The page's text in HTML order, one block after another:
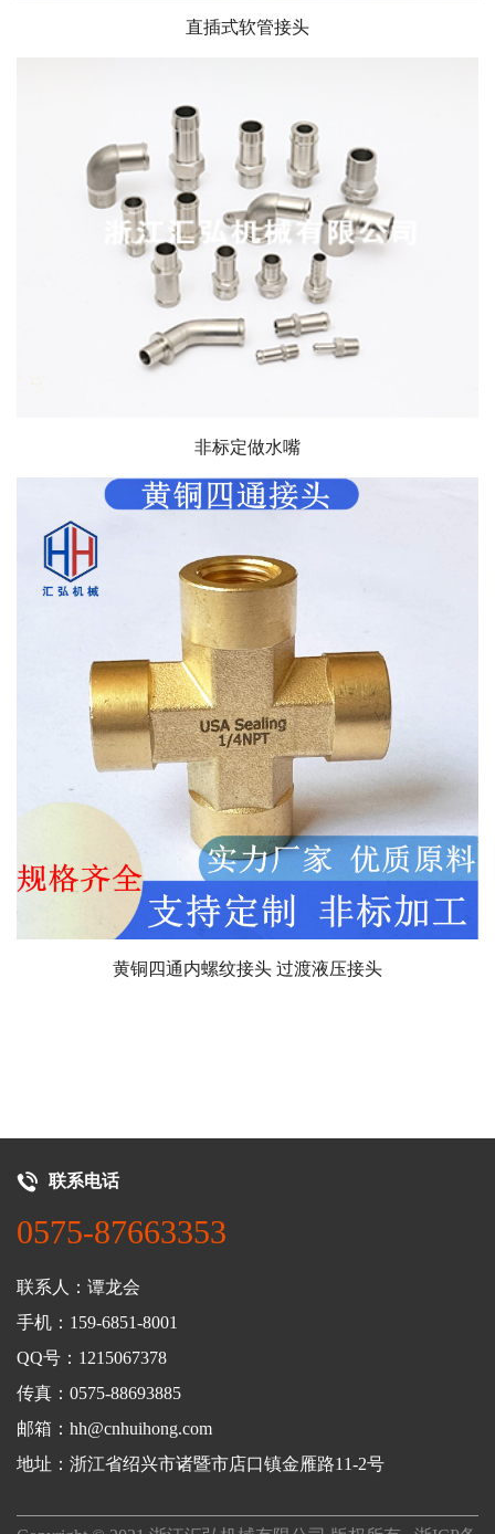
直插式软管接头
非标定做水嘴
黄铜四通内螺纹接头 过渡液压接头
联系电话
0575-87663353
联系人：谭龙会
手机：159-6851-8001
QQ号：1215067378
传真：0575-88693885
邮箱：hh@cnhuihong.com
地址：浙江省绍兴市诸暨市店口镇金雁路11-2号